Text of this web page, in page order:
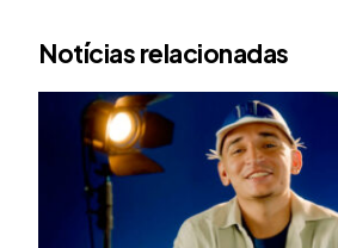
Notícias relacionadas